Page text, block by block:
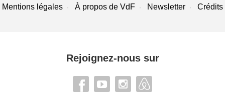
Mentions légales À propos de VdF Newsletter Crédits
Rejoignez-nous sur